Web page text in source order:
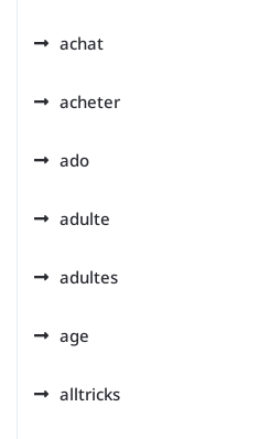
achat
acheter
ado
adulte
adultes
age
alltricks